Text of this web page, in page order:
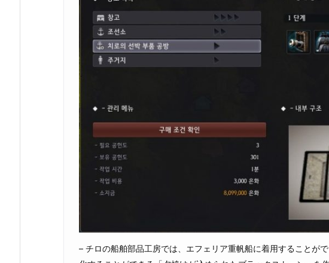
– チロの船舶部品工房では、エフェリア重帆船に着用することが